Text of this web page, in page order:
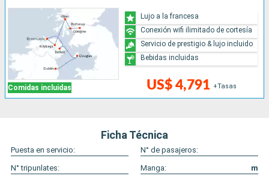
Comidas incluidas US$ 4,791 +Tasas
Lujo a la francesa
Conexión wifi ilimitado de cortesía
Servicio de prestigio & lujo incluido
Bebidas incluidas
Ficha Técnica
Puesta en servicio:
N° de pasajeros:
N° tripunlates:
Manga:
m